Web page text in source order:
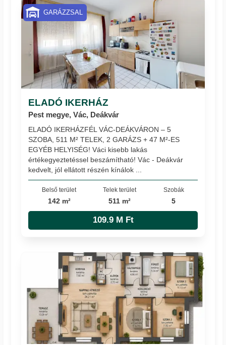
ELADÓ IKERHÁZ
Pest megye, Vác, Deákvár
ELADÓ IKERHÁZFÉL VÁC-DEÁKVÁRON – 5
SZOBA, 511 M² TELEK, 2 GARÁZS + 47 M²-ES
EGYÉB HELYISÉG! Váci kisebb lakás
értékegyeztetéssel beszámítható! Vác - Deákvár
kedvelt, jól ellátott részén kínálok ...
Belső terület
142 m²
Telek terület
511 m²
Szobák
5
109.9 M Ft
GARÁZZSAL